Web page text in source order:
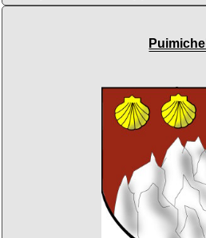
Puimichel